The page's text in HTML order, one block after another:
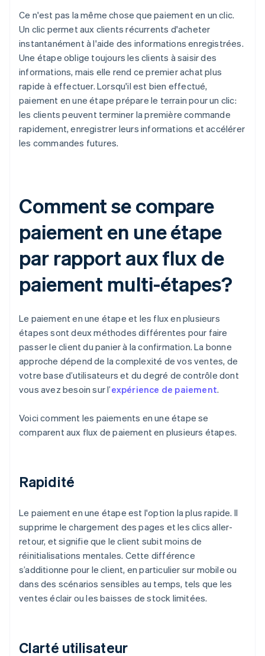
Ce n'est pas la même chose que paiement en un clic.
Un clic permet aux clients récurrents d'acheter
instantanément à l'aide des informations enregistrées.
Une étape oblige toujours les clients à saisir des
informations, mais elle rend ce premier achat plus
rapide à effectuer. Lorsqu'il est bien effectué,
paiement en une étape prépare le terrain pour un clic:
les clients peuvent terminer la première commande
rapidement, enregistrer leurs informations et accélérer
les commandes futures.
Comment se compare
paiement en une étape
par rapport aux flux de
paiement multi-étapes?
Le paiement en une étape et les flux en plusieurs
étapes sont deux méthodes différentes pour faire
passer le client du panier à la confirmation. La bonne
approche dépend de la complexité de vos ventes, de
votre base d’utilisateurs et du degré de contrôle dont
vous avez besoin sur l’expérience de paiement.
Voici comment les paiements en une étape se
comparent aux flux de paiement en plusieurs étapes.
Rapidité
Le paiement en une étape est l'option la plus rapide. Il
supprime le chargement des pages et les clics aller-
retour, et signifie que le client subit moins de
réinitialisations mentales. Cette différence
s’additionne pour le client, en particulier sur mobile ou
dans des scénarios sensibles au temps, tels que les
ventes éclair ou les baisses de stock limitées.
Clarté utilisateur